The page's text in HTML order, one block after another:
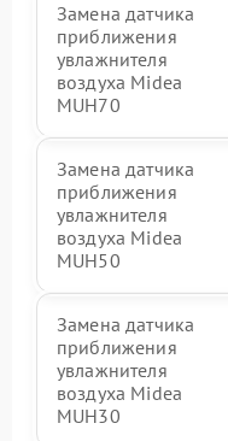
Замена датчика
приближения
увлажнителя
воздуха Midea
MUH70
Замена датчика
приближения
увлажнителя
воздуха Midea
MUH50
Замена датчика
приближения
увлажнителя
воздуха Midea
MUH30